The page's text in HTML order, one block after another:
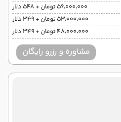
۵۶٬۰۰۰٬۰۰۰ تومان + ۵۴۸ دلار
۵۳٬۰۰۰٬۰۰۰ تومان + ۳۴۹ دلار
۴۸٬۰۰۰٬۰۰۰ تومان + ۳۴۹ دلار
مشاوره و رزرو رایگان